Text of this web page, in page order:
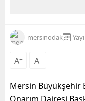
mersinodak
A+ A-
Mersin Büyükşehir
Onarım Dairesi